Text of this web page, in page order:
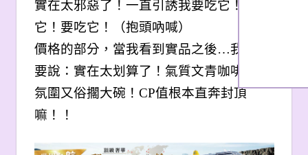
實在太邪惡了！一直引誘我要吃它！要吃
它！要吃它！（抱頭吶喊）
價格的部分，當我看到實品之後…我真的
要說：實在太划算了！氣質文青咖啡店的
氛圍又俗擱大碗！CP值根本直奔封頂
嘛！！